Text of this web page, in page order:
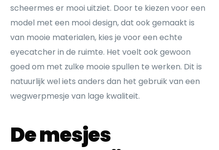
scheermes er mooi uitziet. Door te kiezen voor een
model met een mooi design, dat ook gemaakt is
van mooie materialen, kies je voor een echte
eyecatcher in de ruimte. Het voelt ook gewoon
goed om met zulke mooie spullen te werken. Dit is
natuurlijk wel iets anders dan het gebruik van een
wegwerpmesje van lage kwaliteit.
De mesjes